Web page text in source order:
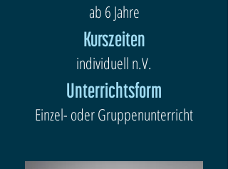
ab 6 Jahre
Kurszeiten
individuell n.V.
Unterrichtsform
Einzel- oder Gruppenunterricht